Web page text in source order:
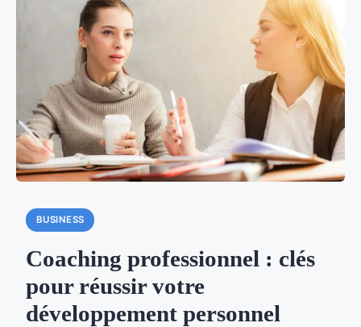
BUSINESS
Coaching professionnel : clés
pour réussir votre
développement personnel